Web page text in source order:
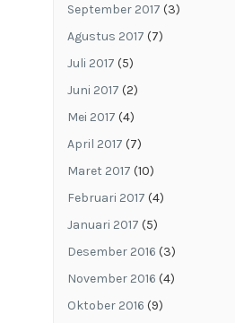
September 2017 (3)
Agustus 2017 (7)
Juli 2017 (5)
Juni 2017 (2)
Mei 2017 (4)
April 2017 (7)
Maret 2017 (10)
Februari 2017 (4)
Januari 2017 (5)
Desember 2016 (3)
November 2016 (4)
Oktober 2016 (9)